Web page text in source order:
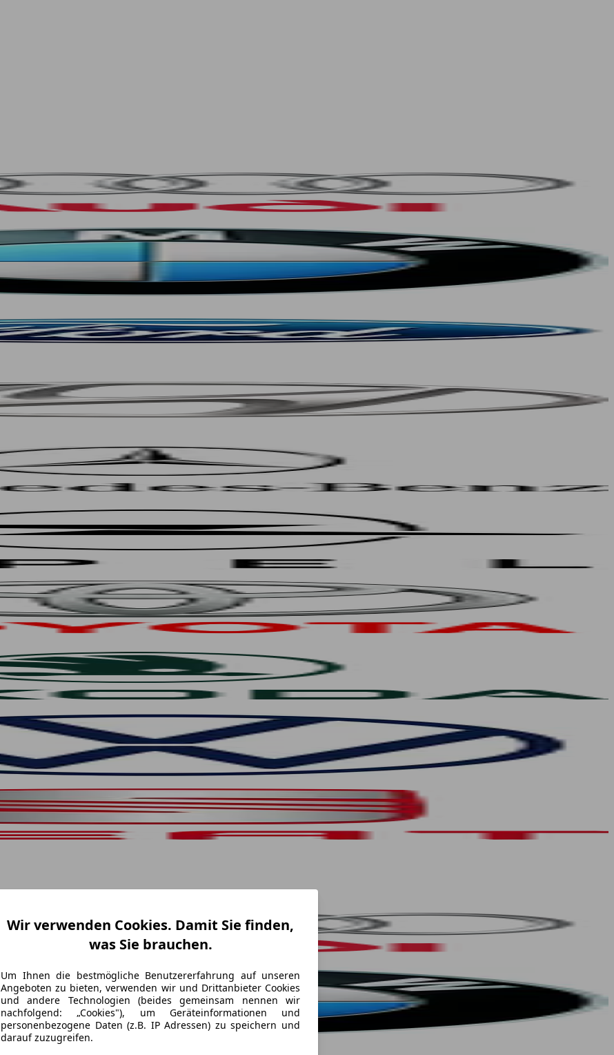
Wir verwenden Cookies. Damit Sie finden,
was Sie brauchen.
Um Ihnen die bestmögliche Benutzererfahrung auf unseren
Angeboten zu bieten, verwenden wir und Drittanbieter Cookies
und andere Technologien (beides gemeinsam nennen wir
nachfolgend: „Cookies"), um Geräteinformationen und
personenbezogene Daten (z.B. IP Adressen) zu speichern und
darauf zuzugreifen.